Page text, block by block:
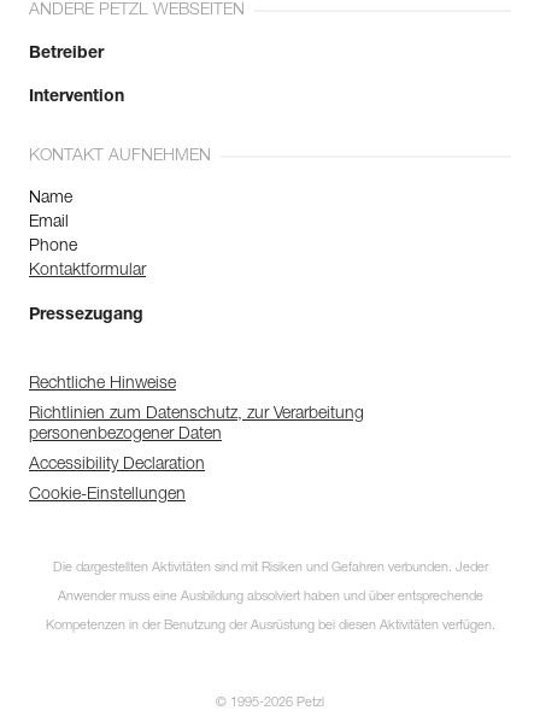
ANDERE PETZL WEBSEITEN
Betreiber
Intervention
KONTAKT AUFNEHMEN
Name
Email
Phone
Kontaktformular
Pressezugang
Rechtliche Hinweise
Richtlinien zum Datenschutz, zur Verarbeitung
personenbezogener Daten
Accessibility Declaration
Cookie-Einstellungen
Die dargestellten Aktivitäten sind mit Risiken und Gefahren verbunden. Jeder
Anwender muss eine Ausbildung absolviert haben und über entsprechende
Kompetenzen in der Benutzung der Ausrüstung bei diesen Aktivitäten verfügen.
© 1995-2026 Petzl